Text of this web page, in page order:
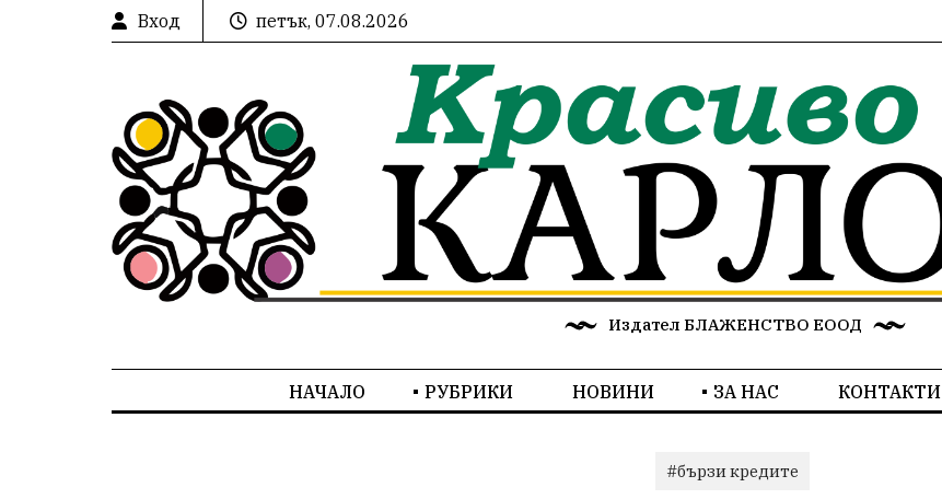
Вход петък, 07.08.2026
Издател БЛАЖЕНСТВО ЕООД
НАЧАЛО РУБРИКИ НОВИНИ ЗА НАС КОНТАКТИ
#бързи кредите